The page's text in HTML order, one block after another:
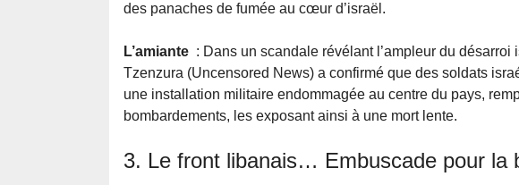
des panaches de fumée au cœur d’israël.
L’amiante : Dans un scandale révélant l’ampleur du
Tzenzura (Uncensored News) a confirmé que des soldats
une installation militaire endommagée au centre du pays,
bombardements, les exposant ainsi à une mort lente.
3. Le front libanais… Embuscade pour la